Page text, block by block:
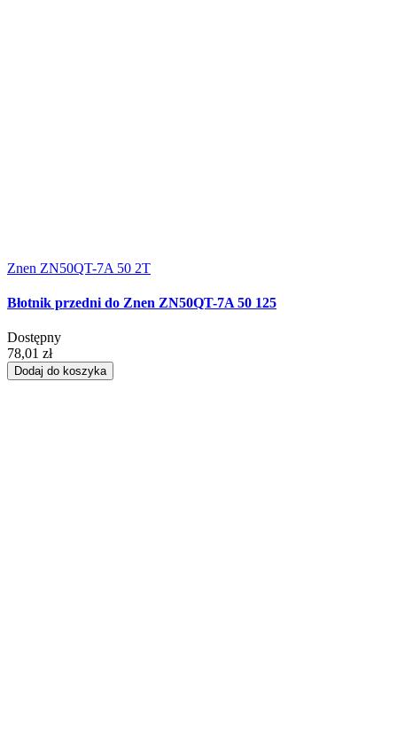
Znen ZN50QT-7A 50 2T
Błotnik przedni do Znen ZN50QT-7A 50 125
Dostępny
78,01 zł
Dodaj do koszyka